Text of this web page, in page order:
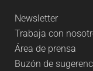
Newsletter
Trabaja con
Área de prensa
Buzón de